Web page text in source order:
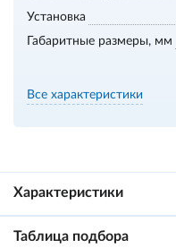
Установка
Габаритные размеры, мм
Все характеристики
Характеристики
Таблица подбора